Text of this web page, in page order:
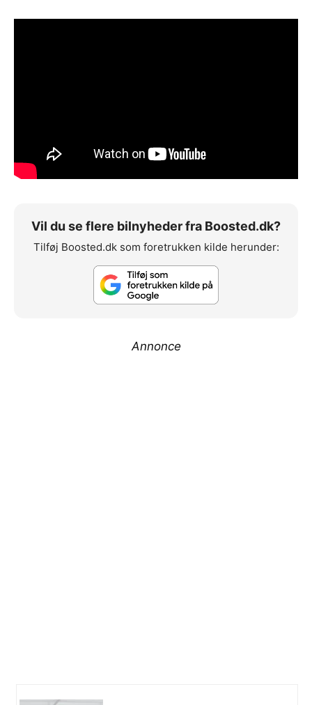
Vil du se flere bilnyheder fra Boosted.dk?
Tilføj Boosted.dk som foretrukken kilde herunder:
Annonce